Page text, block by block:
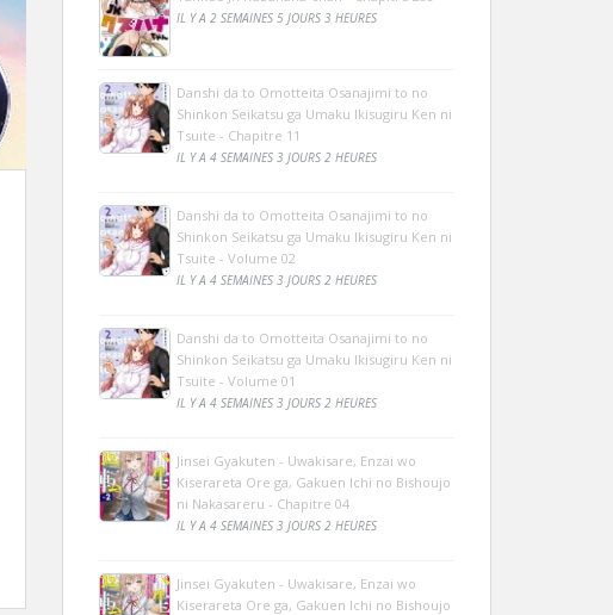
IL Y A 2 SEMAINES 5 JOURS 3 HEURES
Danshi da to Omotteita Osanajimi to no
Shinkon Seikatsu ga Umaku Ikisugiru Ken ni
Tsuite - Chapitre 11
IL Y A 4 SEMAINES 3 JOURS 2 HEURES
Danshi da to Omotteita Osanajimi to no
Shinkon Seikatsu ga Umaku Ikisugiru Ken ni
Tsuite - Volume 02
IL Y A 4 SEMAINES 3 JOURS 2 HEURES
Danshi da to Omotteita Osanajimi to no
Shinkon Seikatsu ga Umaku Ikisugiru Ken ni
Tsuite - Volume 01
IL Y A 4 SEMAINES 3 JOURS 2 HEURES
Jinsei Gyakuten - Uwakisare, Enzai wo
Kiserareta Ore ga, Gakuen Ichi no Bishoujo
ni Nakasareru - Chapitre 04
IL Y A 4 SEMAINES 3 JOURS 2 HEURES
Jinsei Gyakuten - Uwakisare, Enzai wo
Kiserareta Ore ga, Gakuen Ichi no Bishoujo